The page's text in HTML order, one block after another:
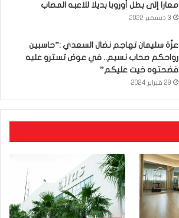
معارا إلى بطل أوروبا بديلا للاعبه المصاب
3 ديسمبر 2022
عزّة سليمان تهاجم نضال السعدي :”حاسبين
رواحكم صحاب نسيم.. في عوض تسترو عليه
فضحتوه خيت عليكم”
29 فبراير 2024